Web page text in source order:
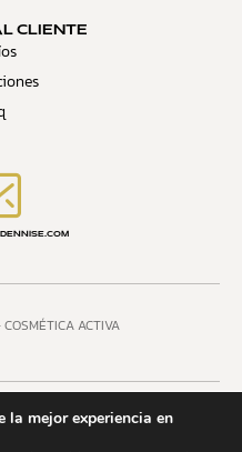
CLIENTE
ACTIVA
la mejor experiencia en